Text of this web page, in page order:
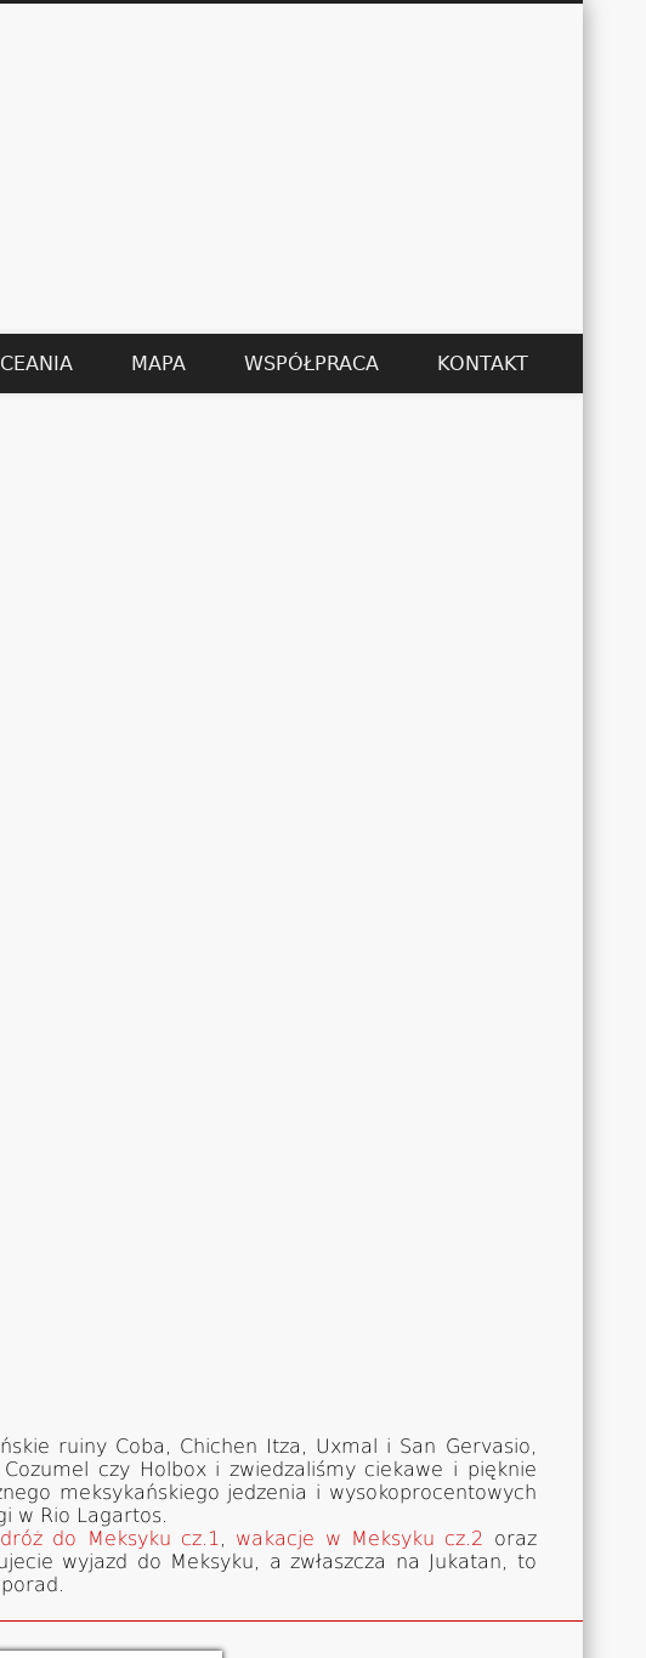
MAPA WSPÓŁPRACA KONTAKT
ruiny Coba, Chichen Itza, Uxmal i San Gervasio,
czy Holbox i zwiedzaliśmy ciekawe i pięknie
meksykańskiego jedzenia i wysokoprocentowych
w Rio Lagartos.
do Meksyku cz.1, wakacje w Meksyku cz.2 oraz
wyjazd do Meksyku, a zwłaszcza na Jukatan, to